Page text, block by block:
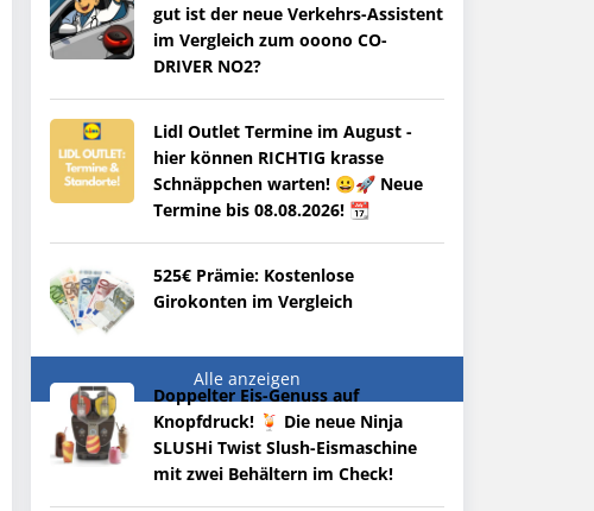
gut ist der neue Verkehrs-Assistent
im Vergleich zum ooono CO-
DRIVER NO2?
Lidl Outlet Termine im August -
hier können RICHTIG krasse
Schnäppchen warten! 😀🚀 Neue
Termine bis 08.08.2026! 📆
525€ Prämie: Kostenlose
Girokonten im Vergleich
Alle anzeigen
Doppelter Eis-Genuss auf
Knopfdruck! 🍹 Die neue Ninja
SLUSHi Twist Slush-Eismaschine
mit zwei Behältern im Check!